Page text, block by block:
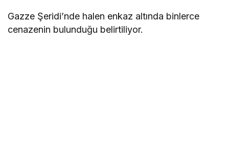
Gazze Şeridi’nde halen enkaz altında binlerce
cenazenin bulunduğu belirtiliyor.